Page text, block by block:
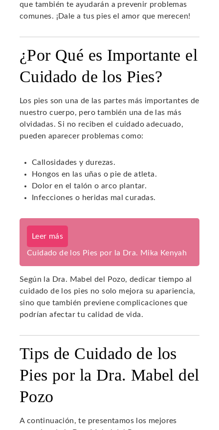
que también te ayudarán a prevenir problemas
comunes. ¡Dale a tus pies el amor que merecen!
¿Por Qué es Importante el
Cuidado de los Pies?
Los pies son una de las partes más importantes de
nuestro cuerpo, pero también una de las más
olvidadas. Si no reciben el cuidado adecuado,
pueden aparecer problemas como:
Callosidades y durezas.
Hongos en las uñas o pie de atleta.
Dolor en el talón o arco plantar.
Infecciones o heridas mal curadas.
Leer más
Cuidado de los Pies por la Dra. Mika Kenyah
Según la Dra. Mabel del Pozo, dedicar tiempo al
cuidado de los pies no solo mejora su apariencia,
sino que también previene complicaciones que
podrían afectar tu calidad de vida.
Tips de Cuidado de los
Pies por la Dra. Mabel del
Pozo
A continuación, te presentamos los mejores